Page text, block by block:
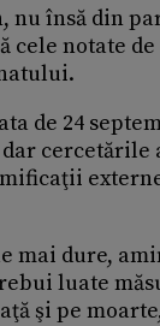
nu însă din
cele notate
de 24
cercetările
mai dure,
luate
şi pe